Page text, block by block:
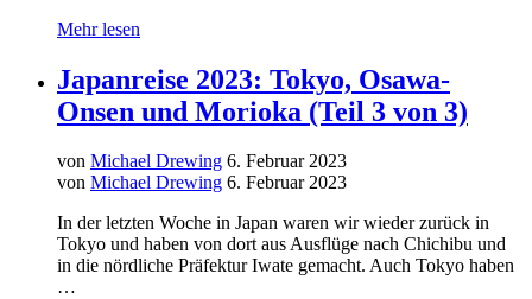
Mehr lesen
Japanreise 2023: Tokyo, Osawa-
Onsen und Morioka (Teil 3 von 3)
von Michael Drewing 6. Februar 2023
von Michael Drewing 6. Februar 2023
In der letzten Woche in Japan waren wir wieder zurück in
Tokyo und haben von dort aus Ausflüge nach Chichibu und
in die nördliche Präfektur Iwate gemacht. Auch Tokyo haben
…